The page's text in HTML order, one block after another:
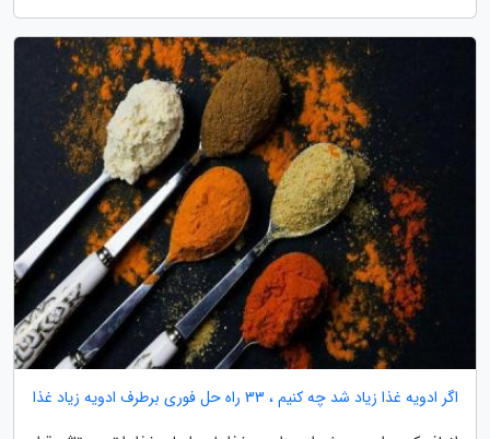
اگر ادویه غذا زیاد شد چه کنیم ، 33 راه حل فوری برطرف ادویه زیاد غذا